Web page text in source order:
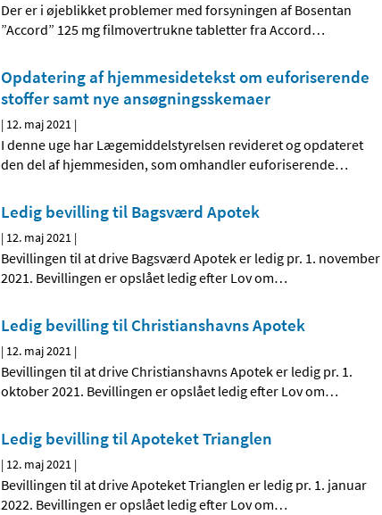
Der er i øjeblikket problemer med forsyningen af Bosentan
”Accord” 125 mg filmovertrukne tabletter fra Accord…
Opdatering af hjemmesidetekst om euforiserende
stoffer samt nye ansøgningsskemaer
| 12. maj 2021 |
I denne uge har Lægemiddelstyrelsen revideret og opdateret
den del af hjemmesiden, som omhandler euforiserende…
Ledig bevilling til Bagsværd Apotek
| 12. maj 2021 |
Bevillingen til at drive Bagsværd Apotek er ledig pr. 1. november
2021. Bevillingen er opslået ledig efter Lov om…
Ledig bevilling til Christianshavns Apotek
| 12. maj 2021 |
Bevillingen til at drive Christianshavns Apotek er ledig pr. 1.
oktober 2021. Bevillingen er opslået ledig efter Lov om…
Ledig bevilling til Apoteket Trianglen
| 12. maj 2021 |
Bevillingen til at drive Apoteket Trianglen er ledig pr. 1. januar
2022. Bevillingen er opslået ledig efter Lov om…